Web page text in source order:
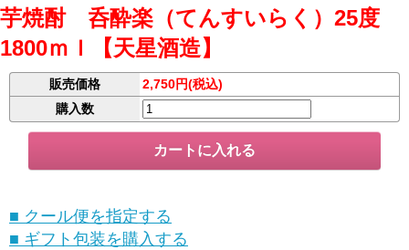
芋焼酎 呑酔楽（てんすいらく）25度
1800ｍｌ【天星酒造】
販売価格
2,750円(税込)
購入数
■ クール便を指定する
■ ギフト包装を購入する